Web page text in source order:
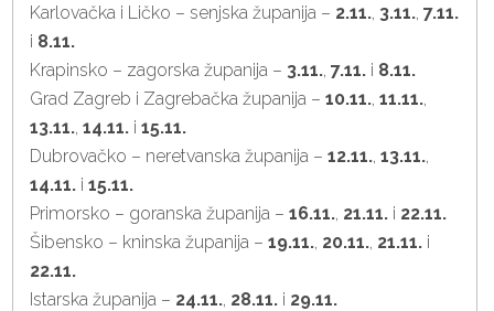
Karlovačka i Ličko – senjska županija – 2.11. 3.11. 7.11.
i 8.11.
Krapinsko – zagorska županija – 3.11. 7.11. i 8.11.
Grad Zagreb i Zagrebačka županija – 10.11. 11.11.
13.11. 14.11. i 15.11.
Dubrovačko – neretvanska županija – 12.11. 13.11.
14.11. i 15.11.
Primorsko – goranska županija – 16.11. 21.11. i 22.11.
Šibensko – kninska županija – 19.11. 20.11. 21.11. i
22.11.
Istarska županija – 24.11. 28.11. i 29.11.